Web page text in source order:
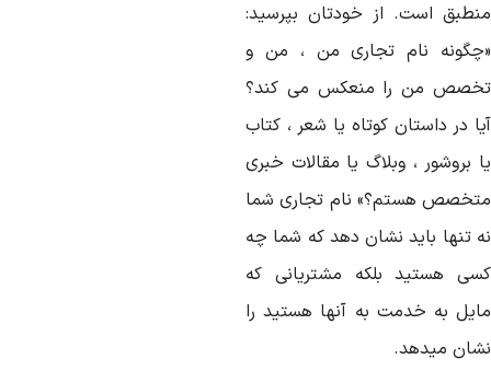
است. از خودتان بپرسید:
نام تجاری من ، من و
من را منعکس می کند؟
در داستان کوتاه یا شعر ، کتاب
بروشور ، وبلاگ یا مقالات خبری
هستم؟» نام تجاری شما
تنها باید نشان دهد که شما چه
هستید بلکه مشتریانی که
به خدمت به آنها هستید را
میدهد.